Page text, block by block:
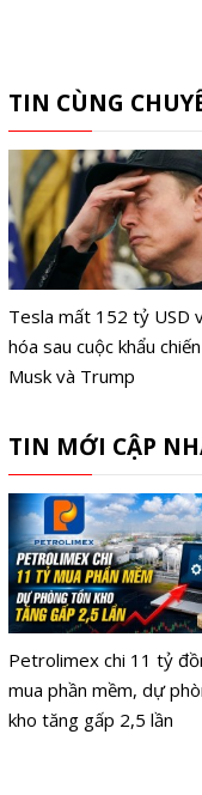
TIN CÙNG
Tesla mất 152 tỷ USD
hóa sau cuộc khẩu
Musk và Trump
TIN MỚI CẬP
Petrolimex chi 11 tỷ
mua phần mềm, dự
kho tăng gấp 2,5 lần